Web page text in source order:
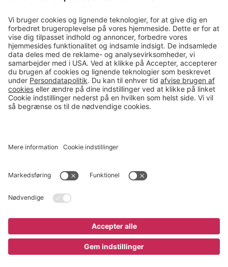
325 kr
Kontakt
salg@gerdmans.dk
49 18 07 07
Salgsafdeling åbningstider
08.00-16.00
© 2026 Gerdmans Kontor- & Lagerudstyr A/S Alle priser er ekskl.
Cookie indstillinger